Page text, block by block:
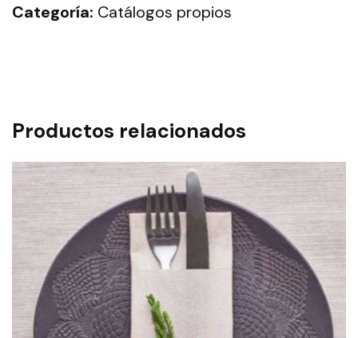
Categoría: Catálogos propios
Productos relacionados